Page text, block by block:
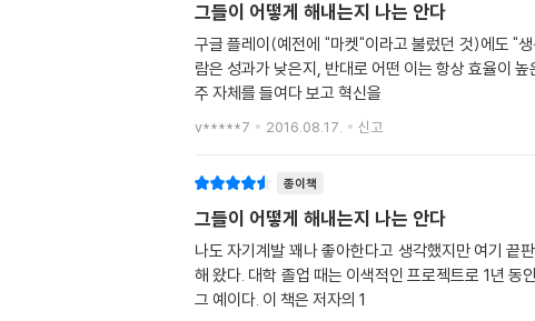
그들이 어떻게 해내는지 나는 안다
구글 플레이(예전에 "마켓"이라고 불렀던 것)에도 "
람은 성과가 낮은지, 반대로 어떤 이는 항상 효율이
주 자체를 들여다 보고 혁신을
v*****7 2016.08.17. 신고
종이책
그들이 어떻게 해내는지 나는 안다
나도 자기계발 꽤나 좋아한다고 생각했지만 여기 끝
해 왔다. 대학 졸업 때는 이색적인 프로젝트로 1년
그 예이다. 이 책은 저자의 1